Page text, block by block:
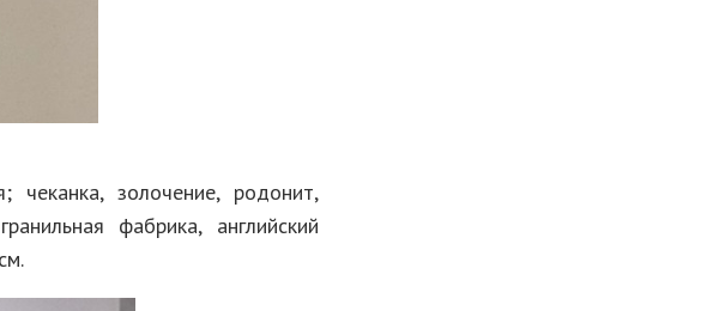
чеканка, золочение, родонит,
фабрика, английский